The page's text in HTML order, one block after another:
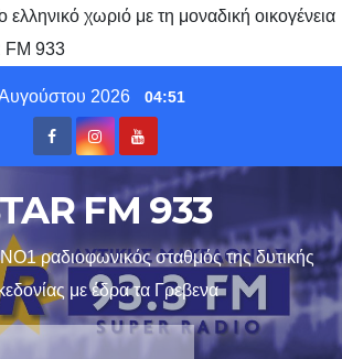
χωριό με τη μοναδική οικογένεια
FM 933
2026 04:51
FM 933
ραδιοφωνικός σταθμός της δυτικής
με έδρα τα Γρεβενα